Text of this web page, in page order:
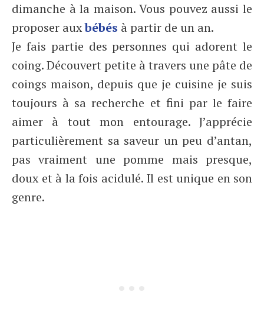
dimanche à la maison. Vous pouvez aussi le
proposer auxbébés à partir de un an.
Je fais partie des personnes qui adorent le
coing. Découvert petite à travers une pâte de
coings maison, depuis que je cuisine je suis
toujours à sa recherche et fini par le faire
aimer à tout mon entourage. J’apprécie
particulièrement sa saveur un peu d’antan,
pas vraiment une pomme mais presque,
doux et à la fois acidulé. Il est unique en son
genre.